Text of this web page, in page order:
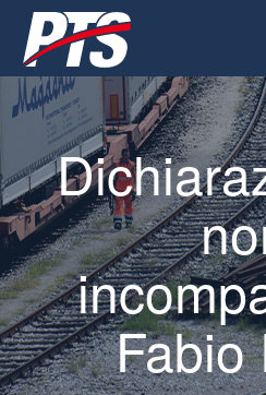
Vai
al
contenuto
Fabio